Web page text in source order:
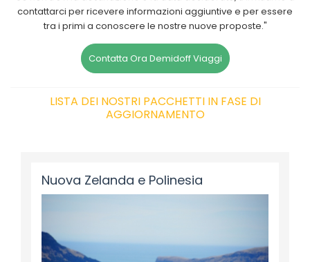
contattarci per ricevere informazioni aggiuntive e per essere
tra i primi a conoscere le nostre nuove proposte."
Contatta Ora Demidoff Viaggi
LISTA DEI NOSTRI PACCHETTI IN FASE DI
AGGIORNAMENTO
Nuova Zelanda e Polinesia